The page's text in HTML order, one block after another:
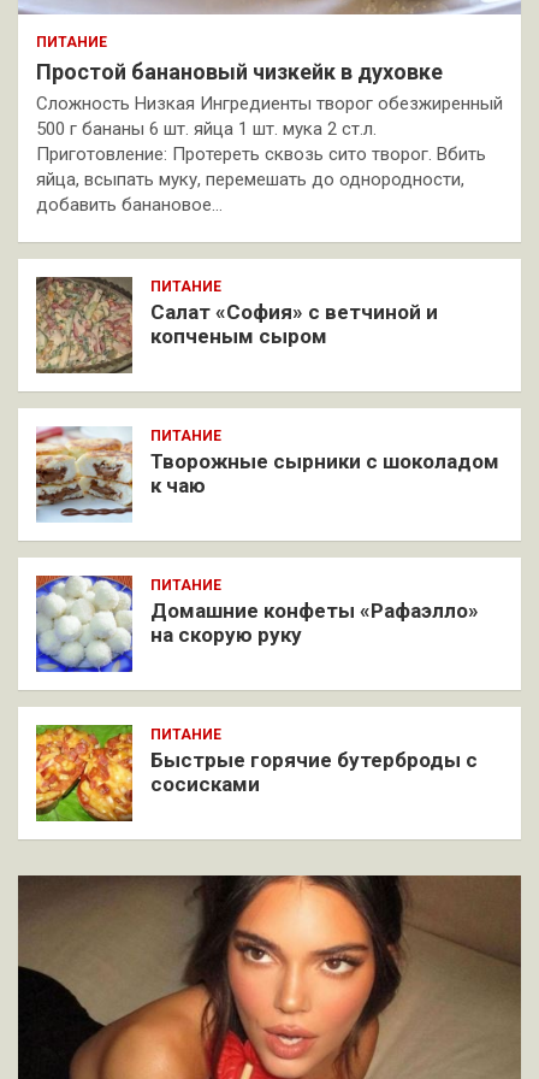
ПИТАНИЕ
Простой банановый чизкейк в духовке
Сложность Низкая Ингредиенты творог обезжиренный
500 г бананы 6 шт. яйца 1 шт. мука 2 ст.л.
Приготовление: Протереть сквозь сито творог. Вбить
яйца, всыпать муку, перемешать до однородности,
добавить банановое…
ПИТАНИЕ
Салат «София» с ветчиной и
копченым сыром
ПИТАНИЕ
Творожные сырники с шоколадом
к чаю
ПИТАНИЕ
Домашние конфеты «Рафаэлло»
на скорую руку
ПИТАНИЕ
Быстрые горячие бутерброды с
сосисками